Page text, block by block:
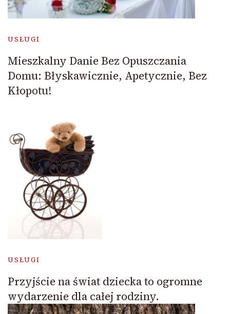
USŁUGI
Mieszkalny Danie Bez Opuszczania
Domu: Błyskawicznie, Apetycznie, Bez
Kłopotu!
USŁUGI
Przyjście na świat dziecka to ogromne
wydarzenie dla całej rodziny.